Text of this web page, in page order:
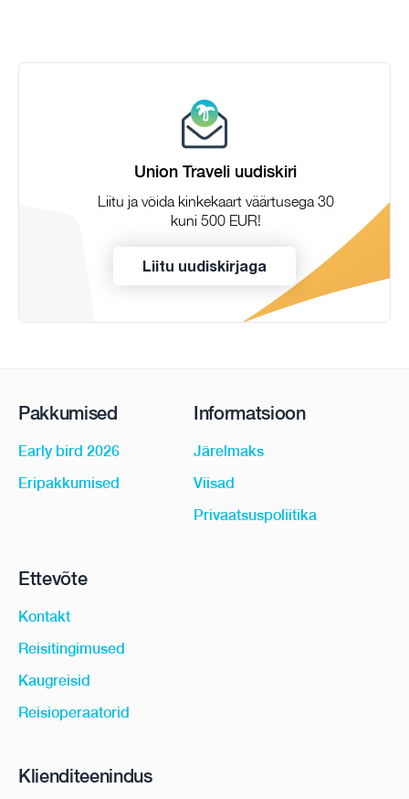
Union Traveli uudiskiri
Liitu ja võida kinkekaart väärtusega 30
kuni 500 EUR!
Liitu uudiskirjaga
Pakkumised
Early bird 2026
Eripakkumised
Informatsioon
Järelmaks
Viisad
Privaatsuspoliitika
Ettevõte
Kontakt
Reisitingimused
Kaugreisid
Reisioperaatorid
Klienditeenindus